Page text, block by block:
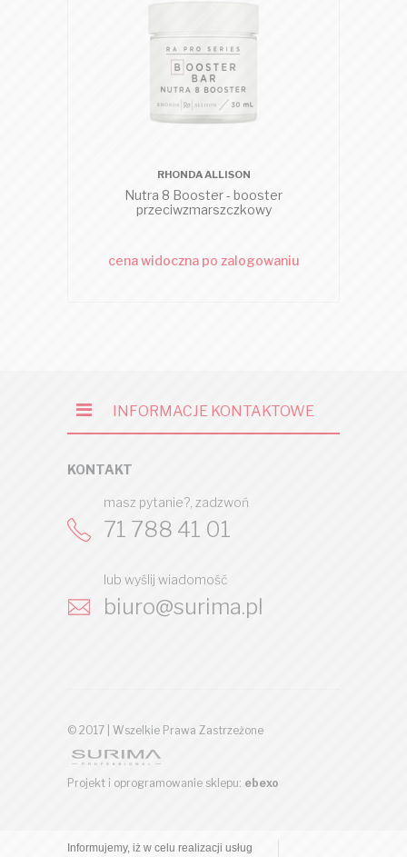
RHONDA ALLISON
Nutra 8 Booster - booster
przeciwzmarszczkowy
cena widoczna po zalogowaniu
INFORMACJE KONTAKTOWE
KONTAKT
masz pytanie?, zadzwoń
71 788 41 01
lub wyślij wiadomość
biuro@surima.pl
© 2017 | Wszelkie Prawa Zastrzeżone
Projekt i oprogramowanie sklepu: ebexo
Informujemy, iż w celu realizacji usług